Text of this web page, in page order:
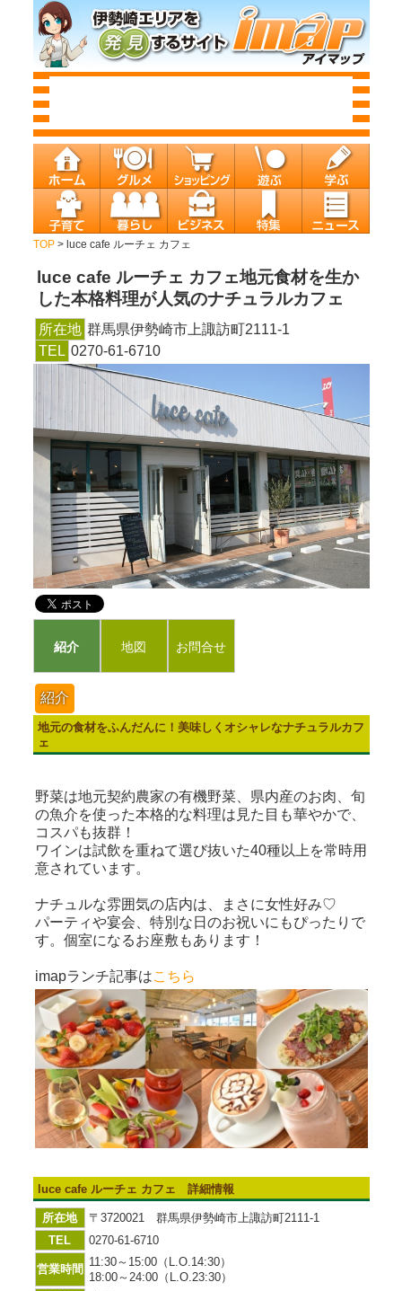
TOP> luce cafe ルーチェ カフェ
luce cafe ルーチェ カフェ地元食材を生か
した本格料理が人気のナチュラルカフェ
所在地 群馬県伊勢崎市上諏訪町2111-1
TEL 0270-61-6710
紹介 地図 お問合せ
紹介
地元の食材をふんだんに！美味しくオシャレなナチュラルカフ
ェ
野菜は地元契約農家の有機野菜、県内産のお肉、旬
の魚介を使った本格的な料理は見た目も華やかで、
コスパも抜群！
ワインは試飲を重ねて選び抜いた40種以上を常時用
意されています。
ナチュルな雰囲気の店内は、まさに女性好み♡
パーティや宴会、特別な日のお祝いにもぴったりで
す。個室になるお座敷もあります！
imapランチ記事はこちら
luce cafe ルーチェ カフェ 詳細情報
所在地
〒3720021 群馬県伊勢崎市上諏訪町2111-1
TEL
0270-61-6710
営業時間
11:30～15:00（L.O.14:30）
18:00～24:00（L.O.23:30）